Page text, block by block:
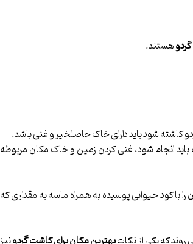
هستند.
کاشته شود باید دارای خاک حاصلخیر و غنی باشد.
انجام شود، غنی کردن زمین و خاک مکان مربوطه
با کود حیوانی پوسیده به همراه ماسه به مقداری که